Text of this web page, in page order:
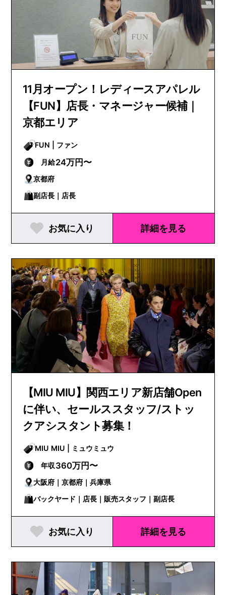
11月オープン！レディースアパレル
【FUN】店長・マネージャー候補｜
京都エリア
FUN | ファン
月給24万円〜
京都府
副店長｜店長
お気に入り 詳細を見る
【MIU MIU】関西エリア新店舗Open
に伴い、セールススタッフ/ストッ
クアシスタント募集！
MIU MIU | ミュウミュウ
年収360万円〜
大阪府｜京都府｜兵庫県
バックヤード｜店長｜販売スタッフ｜副店長
お気に入り 詳細を見る